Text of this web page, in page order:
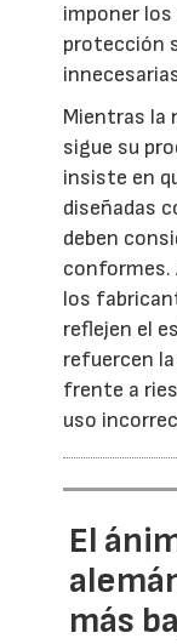
imponer
protección
Mientras la
sigue su
insiste en
diseñadas
deben
conformes.
los
reflejen el
refuercen
frente a
uso
El
más